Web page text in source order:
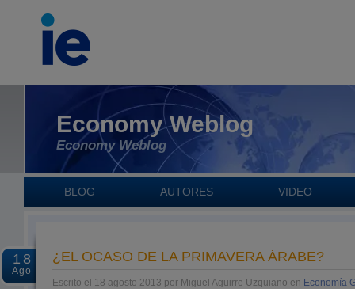
Economy Weblog
Economy Weblog
BLOG AUTORES VIDEO
18
Ago
¿EL OCASO DE LA PRIMAVERA ÁRABE?
Escrito el 18 agosto 2013 por Miguel Aguirre Uzquiano en Economía